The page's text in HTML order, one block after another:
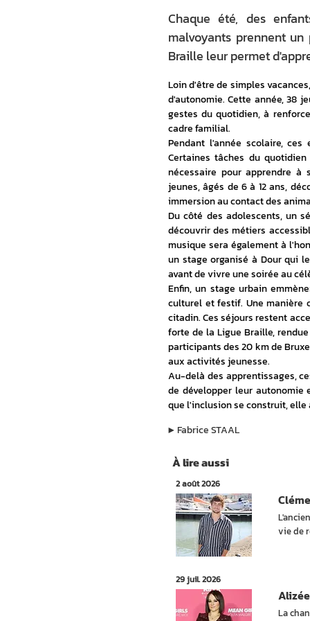
Chaque été, des
malvoyants prennent
Braille leur permet
Loin d'être de simples
d'autonomie. Cette année, 38
gestes du quotidien, à
cadre familial.
Pendant l'année scolaire,
Certaines tâches du
nécessaire pour apprendre à
jeunes, âgés de 6 à 12 ans,
immersion au contact des
Du côté des adolescents, un
découvrir des métiers
musique sera également à
un stage organisé à Dour qui
avant de vivre une soirée au
Enfin, un stage urbain
culturel et festif. Une manière
citadin. Ces séjours restent
forte de la Ligue Braille,
participants des 20 km de
aux activités jeunesse.
Au-delà des apprentissages,
de développer leur autonomie
que l'inclusion se construit, elle
Fabrice STAAL
▶︎
À lire aussi
2 août 2026
vie de
29 juil. 2026
La